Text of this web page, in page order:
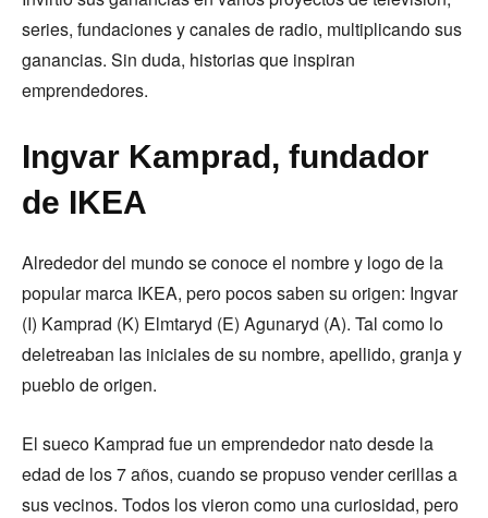
series, fundaciones y canales de radio, multiplicando sus
ganancias. Sin duda, historias que inspiran
emprendedores.
Ingvar Kamprad, fundador
de IKEA
Alrededor del mundo se conoce el nombre y logo de la
popular marca IKEA, pero pocos saben su origen: Ingvar
(I) Kamprad (K) Elmtaryd (E) Agunaryd (A). Tal como lo
deletreaban las iniciales de su nombre, apellido, granja y
pueblo de origen.
El sueco Kamprad fue un emprendedor nato desde la
edad de los 7 años, cuando se propuso vender cerillas a
sus vecinos. Todos los vieron como una curiosidad, pero